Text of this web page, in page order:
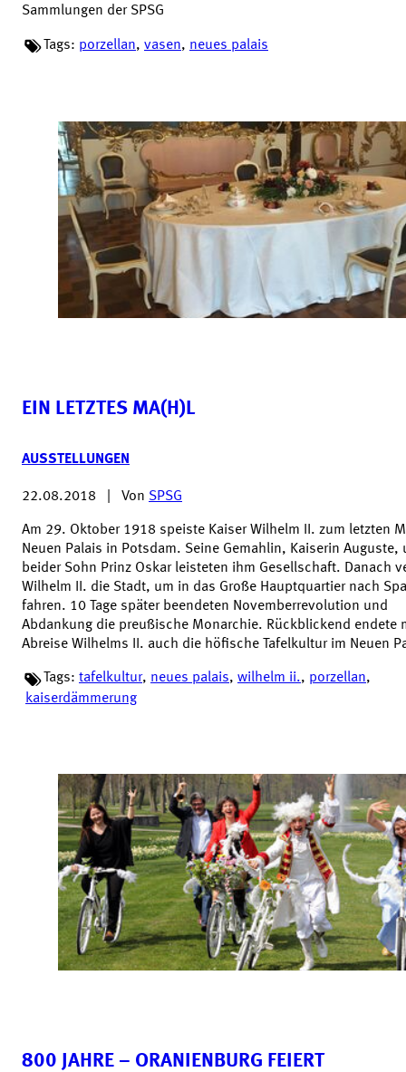
Sammlungen der SPSG
Tags: porzellan, vasen, neues palais
EIN LETZTES MA(H)L
AUSSTELLUNGEN
22.08.2018 Von SPSG
Am 29. Oktober 1918 speiste Kaiser Wilhelm II. zum letzten
Neuen Palais in Potsdam. Seine Gemahlin, Kaiserin Auguste,
beider Sohn Prinz Oskar leisteten ihm Gesellschaft. Danach
Wilhelm II. die Stadt, um in das Große Hauptquartier nach
fahren. 10 Tage später beendeten Novemberrevolution und
Abdankung die preußische Monarchie. Rückblickend endete
Abreise Wilhelms II. auch die höfische Tafelkultur im Neuen
Tags: tafelkultur, neues palais, wilhelm ii., porzellan,
kaiserdämmerung
800 JAHRE – ORANIENBURG FEIERT